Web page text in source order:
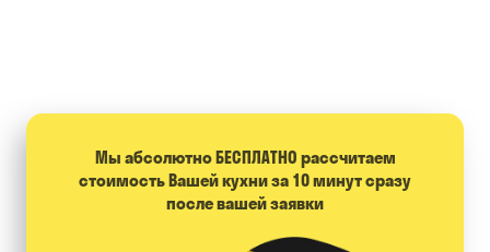
Мы абсолютно БЕСПЛАТНО расcчитаем
стоимость Вашей кухни за 10 минут сразу
после вашей заявки